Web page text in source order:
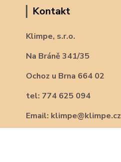
Kontakt
Klimpe, s.r.o.
Na Bráně 341/35
Ochoz u Brna 664 02
tel: 774 625 094
Email: klimpe@klimpe.cz